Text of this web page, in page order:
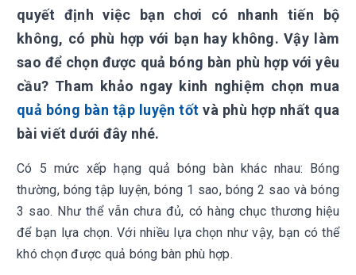
quyết định việc bạn chơi có nhanh tiến bộ
không, có phù hợp với bạn hay không. Vậy làm
sao để chọn được quả bóng bàn phù hợp với yêu
cầu? Tham khảo ngay kinh nghiệm chọn mua
quả bóng bàn tập luyện tốtvà phù hợp nhất qua
bài viết dưới đây nhé.
Có 5 mức xếp hạng quả bóng bàn khác nhau: Bóng
thường, bóng tập luyện, bóng 1 sao, bóng 2 sao và bóng
3 sao. Như thể vẫn chưa đủ, có hàng chục thương hiệu
để bạn lựa chọn. Với nhiều lựa chọn như vậy, bạn có thể
khó chọn được quả bóng bàn phù hợp.